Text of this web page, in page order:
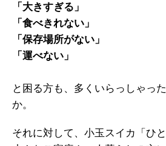
「大きすぎる」
「食べきれない」
「保存場所がない」
「運べない」
と困る方も、多くいらっしゃっ
か。
それに対して、小玉スイカ「ひ